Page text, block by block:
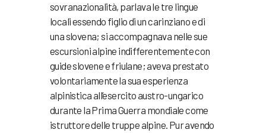
sovranazionalità, parlava le tre lingue
locali essendo figlio di un carinziano e di
una slovena; si accompagnava nelle sue
escursioni alpine indifferentemente con
guide slovene e friulane; aveva prestato
volontariamente la sua esperienza
alpinistica all’esercito austro-ungarico
durante la Prima Guerra mondiale come
istruttore delle truppe alpine. Pur avendo